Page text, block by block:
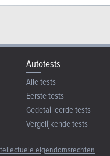
Autotests
Alle tests
Eerste tests
Gedetailleerde tests
Vergelijkende tests
eigendomsrechten